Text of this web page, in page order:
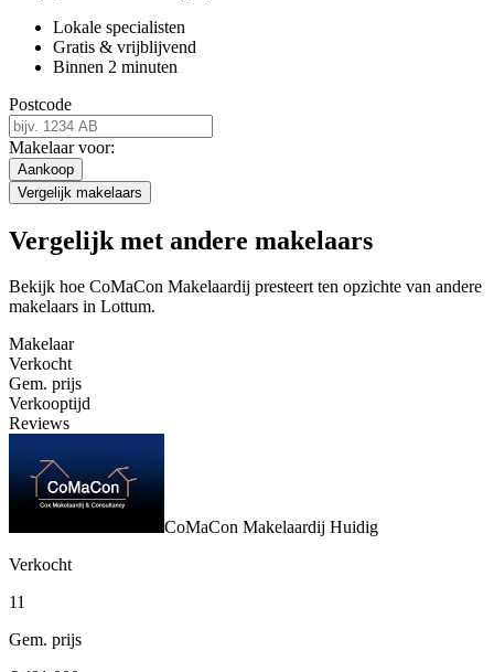
Lokale specialisten
Gratis & vrijblijvend
Binnen 2 minuten
Postcode
Makelaar voor:
Aankoop
Vergelijk makelaars
Vergelijk met andere makelaars
Bekijk hoe CoMaCon Makelaardij presteert ten opzichte van andere
makelaars in Lottum.
Makelaar
Verkocht
Gem. prijs
Verkooptijd
Reviews
CoMaCon Makelaardij Huidig
Verkocht
11
Gem. prijs